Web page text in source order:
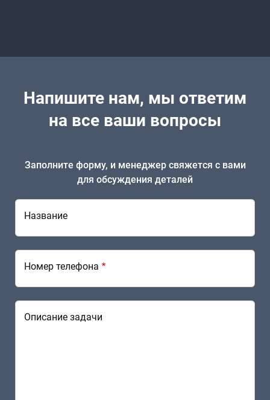
Напишите нам, мы ответим
на все ваши вопросы
Заполните форму, и менеджер свяжется с вами
для обсуждения деталей
Название
Номер телефона
Описание задачи